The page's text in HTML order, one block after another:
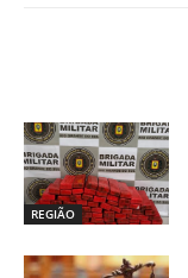
REGIÃO